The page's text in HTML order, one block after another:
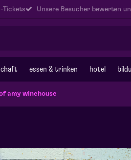
Tickets Unsere Besucher bewerten
essen & trinken hotel
amy winehouse